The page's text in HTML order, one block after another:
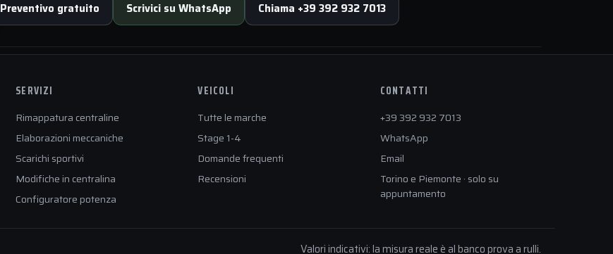
Preventivo gratuito Scrivici su WhatsApp Chiama +39 392 932 7013
SERVIZI
Rimappatura centraline
Elaborazioni meccaniche
Scarichi sportivi
Modifiche in centralina
Configuratore potenza
VEICOLI
Tutte le marche
Stage 1-4
Domande frequenti
Recensioni
CONTATTI
+39 392 932 7013
WhatsApp
Email
Torino e Piemonte · solo su
appuntamento
Valori indicativi: la misura reale è al banco prova a rulli.